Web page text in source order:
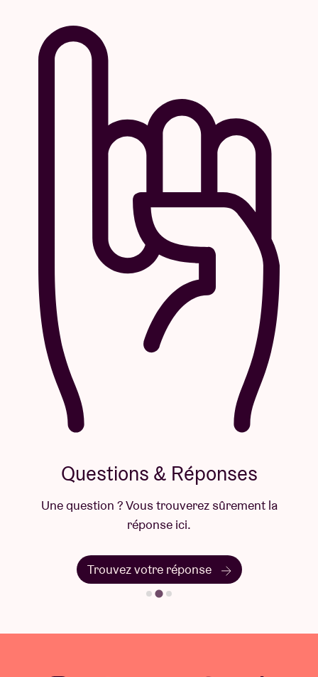
Questions & Réponses
Une question ? Vous trouverez sûrement la
réponse ici.
Trouvez votre réponse